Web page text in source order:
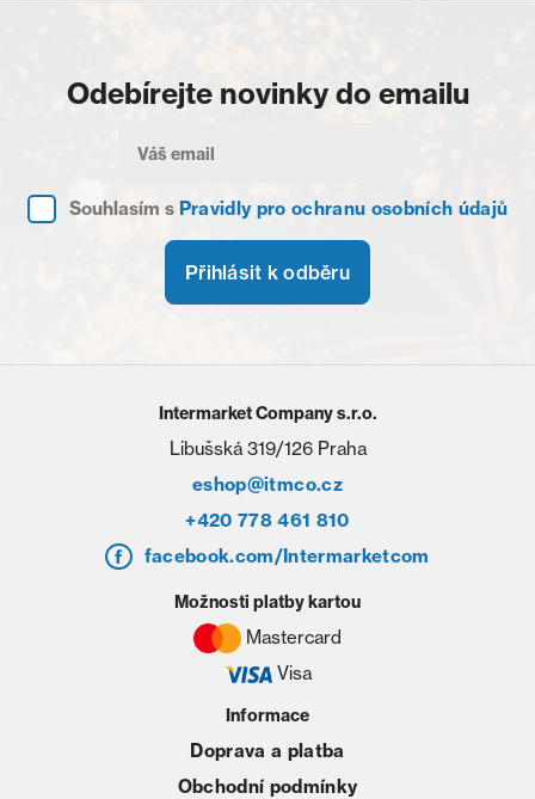
Odebírejte novinky do emailu
Souhlasím s Pravidly pro ochranu osobních údajů
Přihlásit k odběru
Intermarket Company s.r.o.
Libušská 319/126 Praha
eshop@itmco.cz
+420 778 461 810
facebook.com/Intermarketcom
Informace
Doprava a platba
Obchodní podmínky
Možnosti platby kartou
Mastercard
Visa